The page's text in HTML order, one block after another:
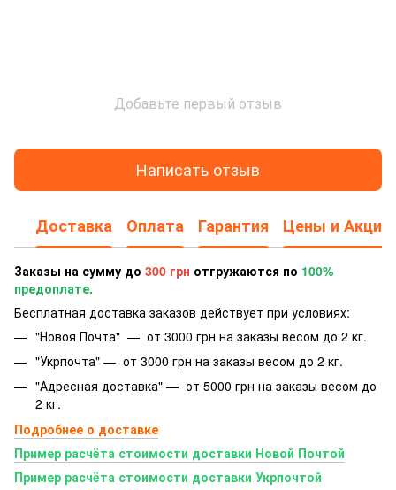
Добавьте первый отзыв
Написать отзыв
Доставка Оплата Гарантия Цены и Акции
Заказы на сумму до 300 грн отгружаются по 100%
предоплате.
Бесплатная доставка заказов действует при условиях:
"Новоя Почта" — от 3000 грн на заказы весом до 2 кг.
"Укрпочта" — от 3000 грн на заказы весом до 2 кг.
"Адресная доставка" — от 5000 грн на заказы весом до
2 кг.
Подробнее о доставке
Пример расчёта стоимости доставки Новой Почтой
Пример расчёта стоимости доставки Укрпочтой